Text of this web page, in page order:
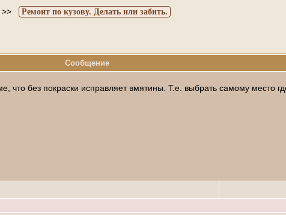
>> Ремонт по кузову. Делать или забить.
Сообщение
что без покраски исправляет вмятины. Т.е. выбрать самому место